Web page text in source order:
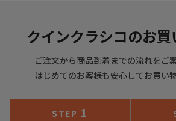
クインクラシコのお
ご注文から商品到着までの流れをご
はじめてのお客様も安心してお買い
STEP 1